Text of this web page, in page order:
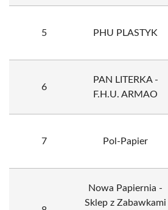
5 PHU PLASTYK
6
PAN LITERKA -
F.H.U. ARMAO
7 Pol-Papier
Nowa Papiernia -
Sklep z Zabawkami